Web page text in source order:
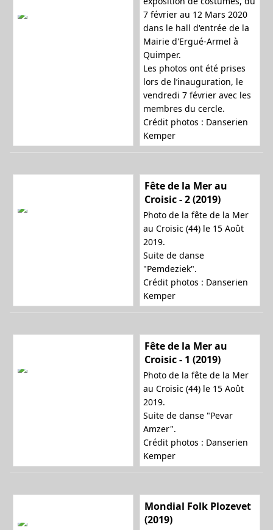
a
n
7 février au 12 Mars 2020
dans le hall d'entrée de la
Mairie d'Ergué-Armel à
Quimper.
Les photos ont été prises
lors de l’inauguration, le
vendredi 7 février avec les
membres du cercle.
Crédit photos : Danserien
Kemper
Fête de la Mer au
Croisic - 2 (2019)
Photo de la fête de la Mer
au Croisic (44) le 15 Août
2019.
Suite de danse
"Pemdeziek".
Crédit photos : Danserien
Kemper
Fête de la Mer au
Croisic - 1 (2019)
Photo de la fête de la Mer
au Croisic (44) le 15 Août
2019.
Suite de danse "Pevar
Amzer".
Crédit photos : Danserien
Kemper
Mondial Folk Plozevet
(2019)